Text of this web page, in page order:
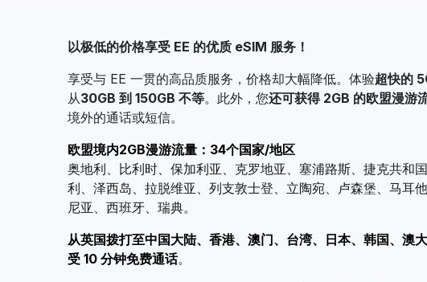
以极低的价格享受 EE 的优质 eSIM 服务！
享受与 EE 一贯的高品质服务，价格却大幅降低。体验超快的
从30GB 到 150GB 不等。 此外，您还可获得 2GB 的欧盟漫游
境外的通话或短信。
欧盟境内2GB漫游流量：34个国家/地区
奥地利、比利时、保加利亚、克罗地亚、塞浦路斯、捷克共和
利、泽西岛、拉脱维亚、列支敦士登、立陶宛、卢森堡、马耳
尼亚、西班牙、瑞典。
从英国拨打至中国大陆、香港、澳门、台湾、日本、韩国、澳
受 10 分钟免费通话。